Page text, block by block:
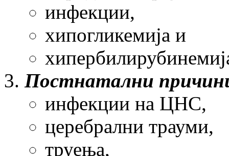
инфекции,
хипогликемија и
Постнатални
инфекции на ЦНС,
церебрални трауми,
труења,